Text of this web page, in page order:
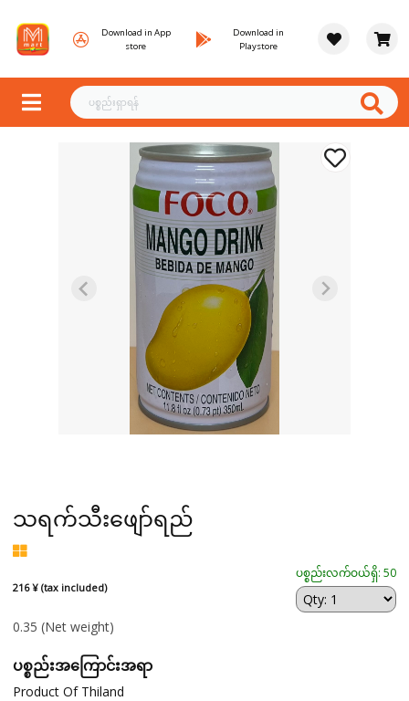
Download in App
store
Download in
Playstore
သရက်သီးဖျော်ရည်
216 ¥ (tax included)
ပစ္စည်းလက်ဝယ်ရှိ: 50
0.35 (Net weight)
ပစ္စည်းအကြောင်းအရာ
Product Of Thiland